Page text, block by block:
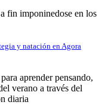
fin imponinedose en los
y natación en Agora
aprender pensando,
verano a través del
diaria